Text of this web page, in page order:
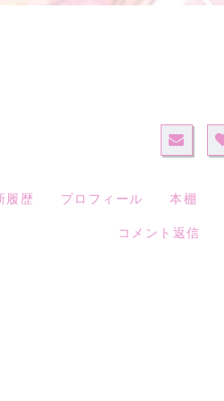
履歴 プロフィール 本棚
コメント返信